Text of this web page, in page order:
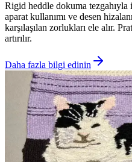
Rigid heddle dokuma
aparat kullanımı ve desen
karşılaşılan zorlukları ele alır.
artırılır.
Daha fazla bilgi edinin